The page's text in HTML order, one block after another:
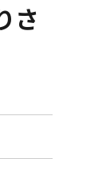
さ